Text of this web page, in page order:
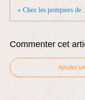
« Chez les pompiers
Commenter cet
Ajouter